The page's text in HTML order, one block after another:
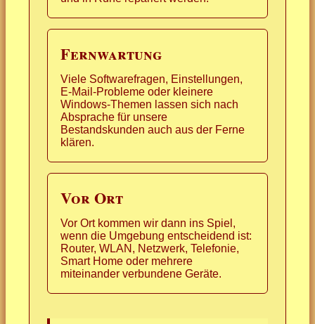
Fernwartung
Viele Softwarefragen, Einstellungen,
E-Mail-Probleme oder kleinere
Windows-Themen lassen sich nach
Absprache für unsere
Bestandskunden auch aus der Ferne
klären.
Vor Ort
Vor Ort kommen wir dann ins Spiel,
wenn die Umgebung entscheidend ist:
Router, WLAN, Netzwerk, Telefonie,
Smart Home oder mehrere
miteinander verbundene Geräte.